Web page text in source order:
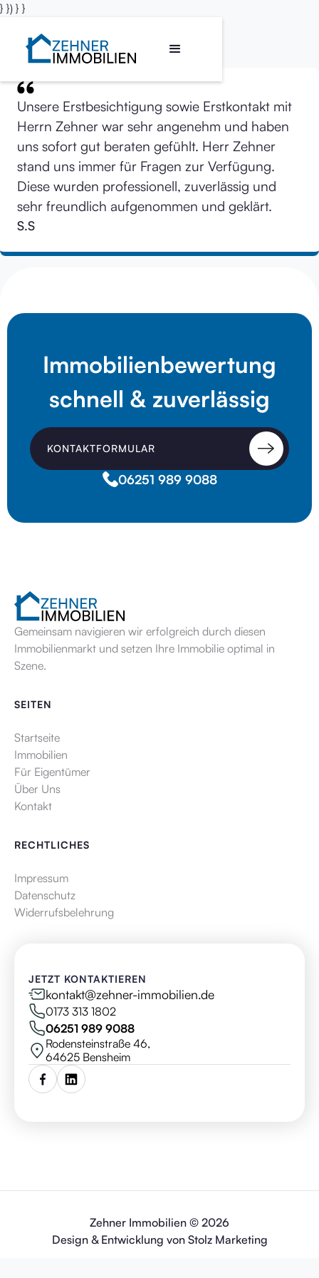
} }) } }
Unsere Erstbesichtigung sowie Erstkontakt mit
Herrn Zehner war sehr angenehm und haben
uns sofort gut beraten gefühlt. Herr Zehner
stand uns immer für Fragen zur Verfügung.
Diese wurden professionell, zuverlässig und
sehr freundlich aufgenommen und geklärt.
S.S
Immobilienbewertung
schnell & zuverlässig
KONTAKTFORMULAR
06251 989 9088
Gemeinsam navigieren wir erfolgreich durch diesen
Immobilienmarkt und setzen Ihre Immobilie optimal in
Szene.
SEITEN
Startseite
Immobilien
Für Eigentümer
Über Uns
Kontakt
RECHTLICHES
Impressum
Datenschutz
Widerrufsbelehrung
JETZT KONTAKTIEREN
kontakt@zehner-immobilien.de
0173 313 1802
06251 989 9088
Rodensteinstraße 46,
64625 Bensheim
Zehner Immobilien © 2026
Design & Entwicklung von Stolz Marketing